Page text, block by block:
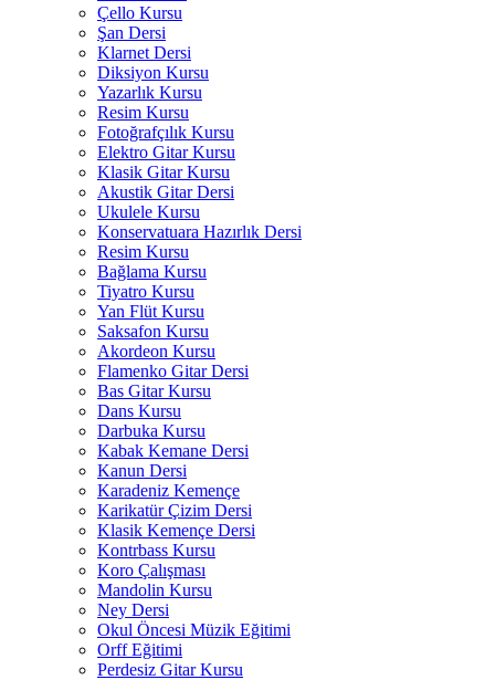
Çello Kursu
Şan Dersi
Klarnet Dersi
Diksiyon Kursu
Yazarlık Kursu
Resim Kursu
Fotoğrafçılık Kursu
Elektro Gitar Kursu
Klasik Gitar Kursu
Akustik Gitar Dersi
Ukulele Kursu
Konservatuara Hazırlık Dersi
Resim Kursu
Bağlama Kursu
Tiyatro Kursu
Yan Flüt Kursu
Saksafon Kursu
Akordeon Kursu
Flamenko Gitar Dersi
Bas Gitar Kursu
Dans Kursu
Darbuka Kursu
Kabak Kemane Dersi
Kanun Dersi
Karadeniz Kemençe
Karikatür Çizim Dersi
Klasik Kemençe Dersi
Kontrbass Kursu
Koro Çalışması
Mandolin Kursu
Ney Dersi
Okul Öncesi Müzik Eğitimi
Orff Eğitimi
Perdesiz Gitar Kursu